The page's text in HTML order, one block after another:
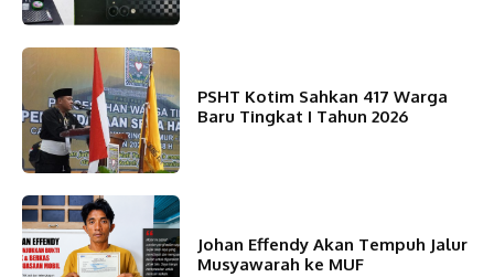
PSHT Kotim Sahkan 417 Warga
Baru Tingkat I Tahun 2026
Johan Effendy Akan Tempuh Jalur
Musyawarah ke MUF